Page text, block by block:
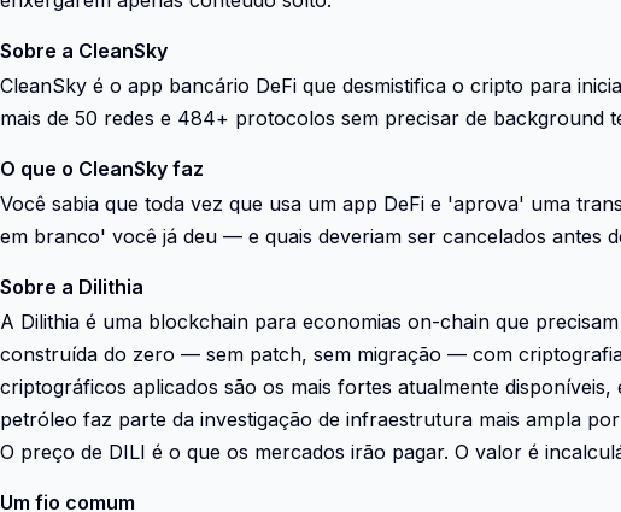
Sobre a CleanSky
CleanSky é o app bancário DeFi que desmistifica o cripto para
mais de 50 redes e 484+ protocolos sem precisar de background
O que o CleanSky faz
Você sabia que toda vez que usa um app DeFi e 'aprova' uma
em branco' você já deu — e quais deveriam ser cancelados antes
Sobre a Dilithia
A Dilithia é uma blockchain para economias on-chain que
construída do zero — sem patch, sem migração — com
criptográficos aplicados são os mais fortes atualmente
petróleo faz parte da investigação de infraestrutura mais ampla
O preço de DILI é o que os mercados irão pagar. O valor é
Um fio comum